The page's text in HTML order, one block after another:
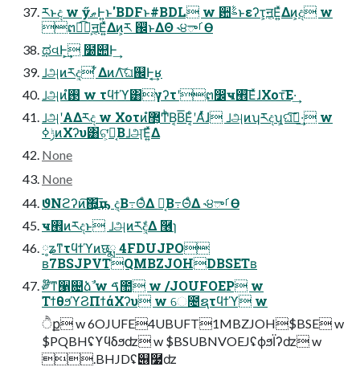
ཪͱද w ӳޠͰ͍͏ͱ'BDFͱ#BDL w ਺ࣈͱεʔτ͕ॻ͔Ε͍ͯΔͷ͕ද w
ຕಉ͡ฑ͕ॻ͔Ε͍ͯΔͷ͕ཪ ஌ͬͱΔΘ ˞੪ాࡱӨ
ಥવͰ͕͢ ໰୊Ͱ͢
ࡋஅͷཪද͕ ͋ΔͷΛ͝ଘ஌Ͱ͔͢ʁ
ࡋஅͷ࢓ํ w τϥϯϓ͸γʔτʹຕ෼ҹ࡮͞ΕͯɺΧοτ͞Ε·͢
ࡋஅʹΑΔཪද w Χοτͷํ޲͕ͲͪΒ͔Β͞Ε͔ͨʹΑͬͯɺ ࡋஅͷʮཪදʯ͕ଘࡏ͠·͢ w
ݱߦͷΧʔυ͸ଟ͕͘ཪ͔Βࡋஅ͞Ε͍ͯΔ
None
None
ϑΝϩʔͷ͠΍͕͢͞ҧ͏ ද͔Β߹ΘͤΔ ཪ͔Β߹ΘͤΔ ˞੪ాࡱӨ
ҹ࡮ͷཪදͱ ࡋஅͷཪද͕͋Δ ݁࿦ɿ
༷ʑͳτϥϯϓͷछྨ 4FDUJPO
ʙ7BSJPVTQMBZJOHDBSETʙ
༗໊ͳ੡଄ձࣾ w ࠃ಺ w /JOUFOEP w
ΤϯθϧϓϨΠϯάΧʔυ w େ೔ຊτϥϯϓ w
ੈք w 6OJUFE4UBUFT1MBZJOH$BSE w
$PQBHʢϒϥδϧʣ w $BSUBNVOEJʢϕϧΪʔʣ w
.BHJDʢ୆࿷ʣ